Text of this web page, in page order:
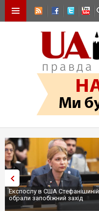
Експослу в США Стефанішиній
обрали запобіжний захід